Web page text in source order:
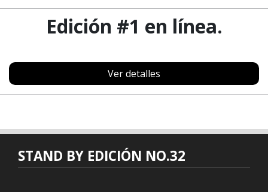
Edición #1 en línea.
Ver detalles
STAND BY EDICIÓN NO.32